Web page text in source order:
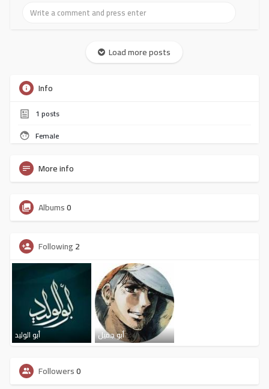
Load more posts
Info
1 posts
Female
More info
Albums0
Following2
أبو الوليد أبو جميل
Followers0